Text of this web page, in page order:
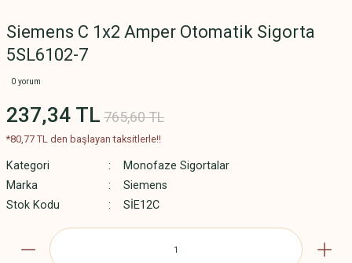
Siemens C 1x2 Amper Otomatik Sigorta
5SL6102-7
0 yorum
237,34 TL 765,60 TL
*80,77 TL den başlayan taksitlerle!!
Kategori
Monofaze Sigortalar
Marka
Siemens
Stok Kodu
SİE12C